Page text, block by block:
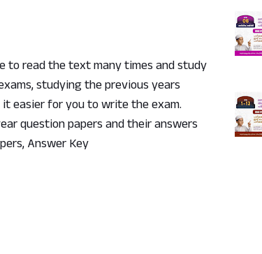
to read the text many times and study
studying the previous years
easier for you to write the exam.
question papers and their answers
Answer Key